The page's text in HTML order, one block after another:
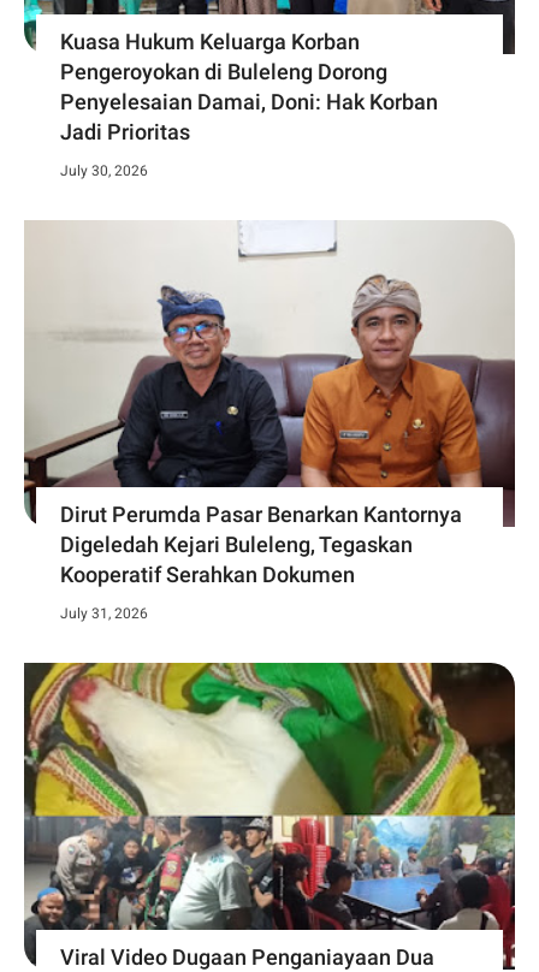
Kuasa Hukum Keluarga Korban
Pengeroyokan di Buleleng Dorong
Penyelesaian Damai, Doni: Hak Korban
Jadi Prioritas
July 30, 2026
Dirut Perumda Pasar Benarkan Kantornya
Digeledah Kejari Buleleng, Tegaskan
Kooperatif Serahkan Dokumen
July 31, 2026
Viral Video Dugaan Penganiayaan Dua